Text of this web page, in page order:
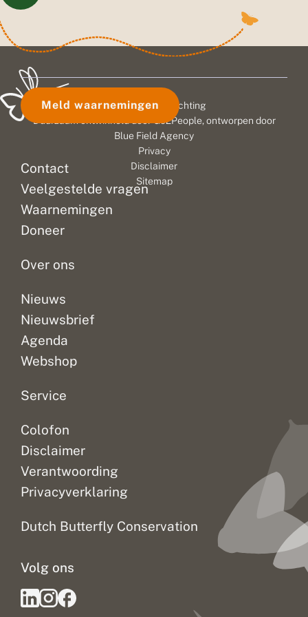
Contact
Veelgestelde vragen
Waarnemingen
Doneer
Over ons
Nieuws
Nieuwsbrief
Agenda
Webshop
Service
Colofon
Disclaimer
Verantwoording
Privacyverklaring
Dutch Butterfly Conservation
Volg ons
Meld waarnemingen
© 2026 Vlinderstichting
Duurzaam ontwikkeld door
Go2People, ontworpen door
Blue Field Agency
Privacy
Disclaimer
Sitemap